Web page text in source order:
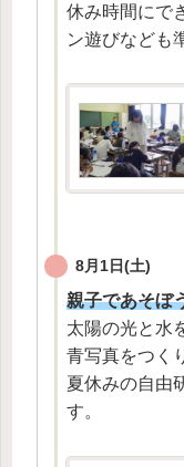
休み時間にで
ン遊びなども
8月1日(土)
親子であそぼ
太陽の光と水
青写真をつく
夏休みの自由
す。